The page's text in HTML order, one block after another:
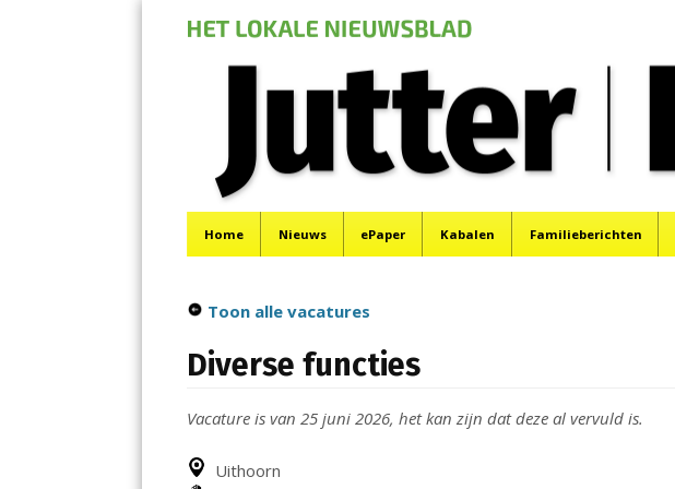
Menu
Home Nieuws ePaper Kabalen Familieberichten
Toon alle vacatures
Diverse functies
Vacature is van 25 juni 2026, het kan zijn dat deze al vervuld is.
Uithoorn